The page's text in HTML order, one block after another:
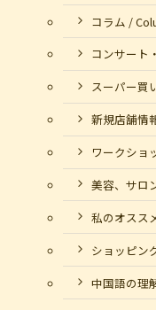
コラム /
コンサート
スーパー買
新規店舗情
ワークショ
美容、サロ
私のオスス
ショッピン
中国語の理